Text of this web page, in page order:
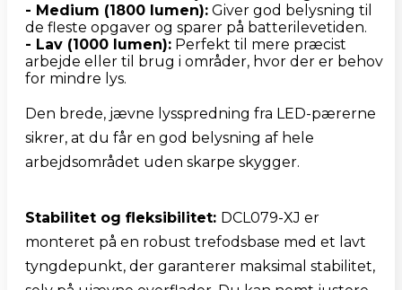
- Medium (1800 lumen): Giver god belysning til
- Lav (1000 lumen): Perfekt til mere præcist
arbejde eller til brug i områder, hvor der er behov
Den brede, jævne lysspredning fra LED-pærerne
sikrer, at du får en god belysning af hele
arbejdsområdet uden skarpe skygger.
Stabilitet og fleksibilitet: DCL079-XJ er
monteret på en robust trefodsbase med et lavt
tyngdepunkt, der garanterer maksimal stabilitet,